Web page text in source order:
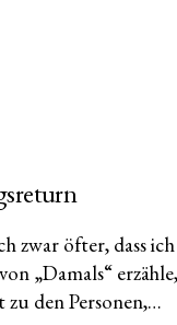
zwar öfter, dass
„Damals“
zu den Personen,…